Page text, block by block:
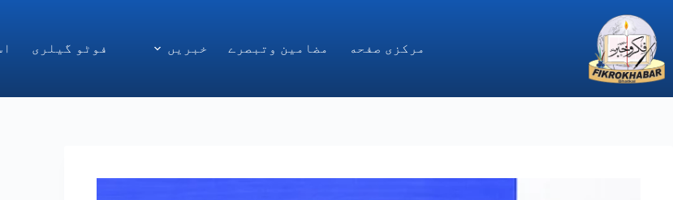
content
مركزى صفحه
مضامین وتبصرے خبریں فوٹو گیلری